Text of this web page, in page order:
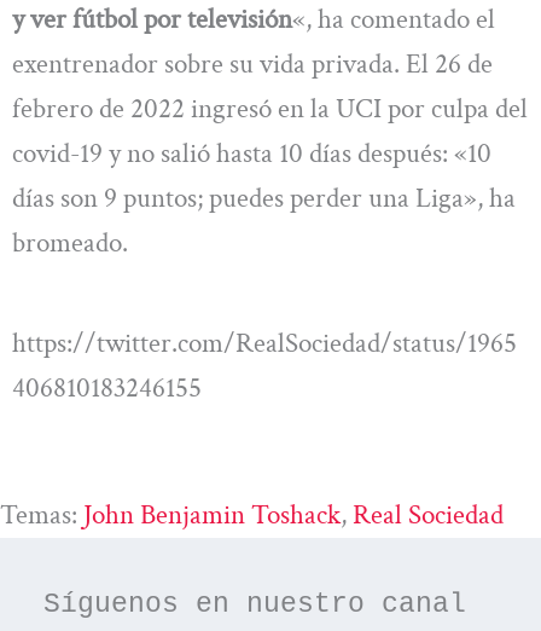
y ver fútbol por televisión«, ha comentado el
exentrenador sobre su vida privada. El 26 de
febrero de 2022 ingresó en la UCI por culpa del
covid-19 y no salió hasta 10 días después: «10
días son 9 puntos; puedes perder una Liga», ha
bromeado.
https://twitter.com/RealSociedad/status/1965
406810183246155
Temas: John Benjamin Toshack, Real Sociedad
Síguenos en nuestro canal